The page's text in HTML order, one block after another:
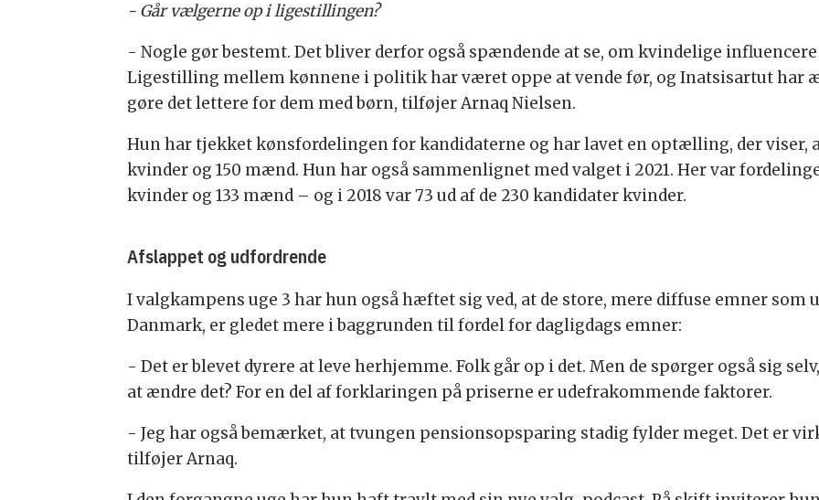
- Går vælgerne op i ligestillingen?
- Nogle gør bestemt. Det bliver derfor også spændende at se, om kvindelige
Ligestilling mellem kønnene i politik har været oppe at vende før, og Inatsisartut har
gøre det lettere for dem med børn, tilføjer Arnaq Nielsen.
Hun har tjekket kønsfordelingen for kandidaterne og har lavet en optælling, der viser,
kvinder og 150 mænd. Hun har også sammenlignet med valget i 2021. Her var
kvinder og 133 mænd – og i 2018 var 73 ud af de 230 kandidater kvinder.
Afslappet og udfordrende
I valgkampens uge 3 har hun også hæftet sig ved, at de store, mere diffuse emner
Danmark, er gledet mere i baggrunden til fordel for dagligdags emner:
- Det er blevet dyrere at leve herhjemme. Folk går op i det. Men de spørger også sig
at ændre det? For en del af forklaringen på priserne er udefrakommende faktorer.
- Jeg har også bemærket, at tvungen pensionsopsparing stadig fylder meget. Det er
tilføjer Arnaq.